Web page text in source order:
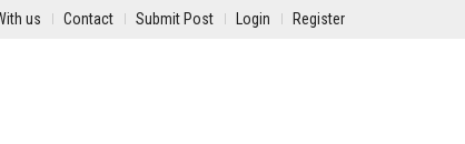
us Contact Submit Post Login Register